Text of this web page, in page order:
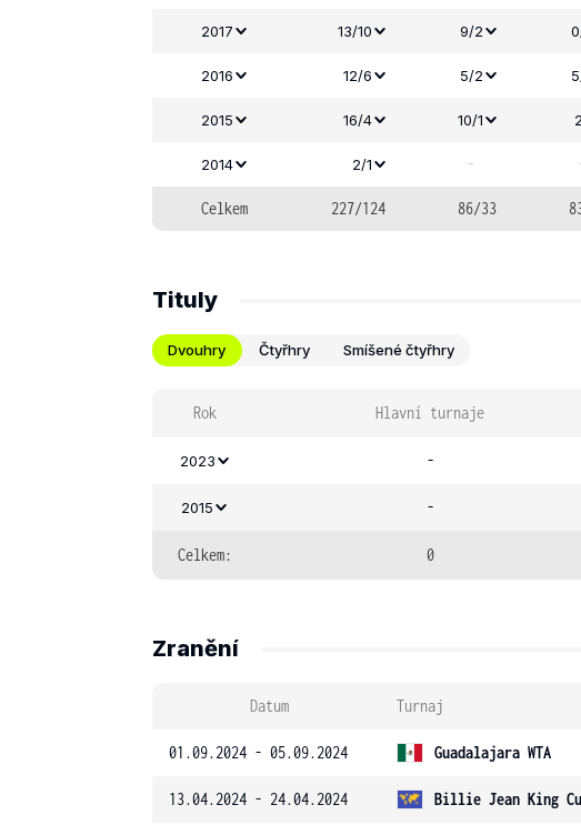
2017 13/10 9/2
2016 12/6 5/2
2015 16/4 10/1
2014 2/1 -
Celkem 227/124 86/33
Tituly
Dvouhry Čtyřhry Smíšené čtyřhry
Rok Hlavní turnaje
2023 -
2015 -
Celkem: 0
Zranění
Datum Turnaj
01.09.2024 - 05.09.2024 Guadalajara WTA
13.04.2024 - 24.04.2024 Billie Jean King